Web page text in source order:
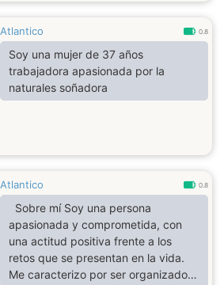
más que mil palabras. No juegos No
perder el tiempo. Charlas naturales,
complicidad sin prisa y química
inesperada cuando todo encaja,
siempre sumo y resuelvo 😎 si te
Atlantico 0.8
Soy una mujer de 37 años
trabajadora apasionada por la
naturales soñadora
Atlantico 0.8
Sobre mí Soy una persona
apasionada y comprometida, con
una actitud positiva frente a los
retos que se presentan en la vida.
Me caracterizo por ser organizado y